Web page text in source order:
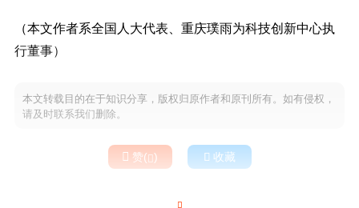
（本文作者系全国人大代表、重庆璞雨为科技创新中心执
行董事）
本文转载目的在于知识分享，版权归原作者和原刊所有。如有侵权，
请及时联系我们删除。
 赞()  收藏
